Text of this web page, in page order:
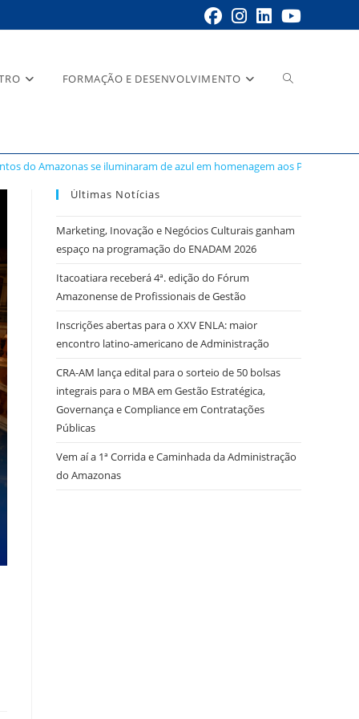
FORMAÇÃO E DESENVOLVIMENTO
do Amazonas se iluminaram de azul em homenagem aos
Últimas Notícias
Marketing, Inovação e Negócios Culturais ganham
espaço na programação do ENADAM 2026
Itacoatiara receberá 4ª. edição do Fórum
Amazonense de Profissionais de Gestão
Inscrições abertas para o XXV ENLA: maior
encontro latino-americano de Administração
CRA-AM lança edital para o sorteio de 50 bolsas
integrais para o MBA em Gestão Estratégica,
Governança e Compliance em Contratações
Públicas
Vem aí a 1ª Corrida e Caminhada da Administração
do Amazonas